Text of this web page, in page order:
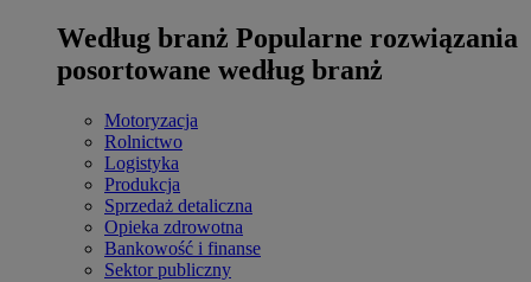
Według branż Popularne rozwiązania
posortowane według branż
Motoryzacja
Rolnictwo
Logistyka
Produkcja
Sprzedaż detaliczna
Opieka zdrowotna
Bankowość i finanse
Sektor publiczny